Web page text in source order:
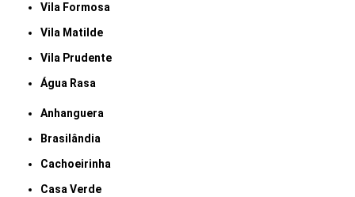
Vila Formosa
Vila Matilde
Vila Prudente
Água Rasa
Anhanguera
Brasilândia
Cachoeirinha
Casa Verde